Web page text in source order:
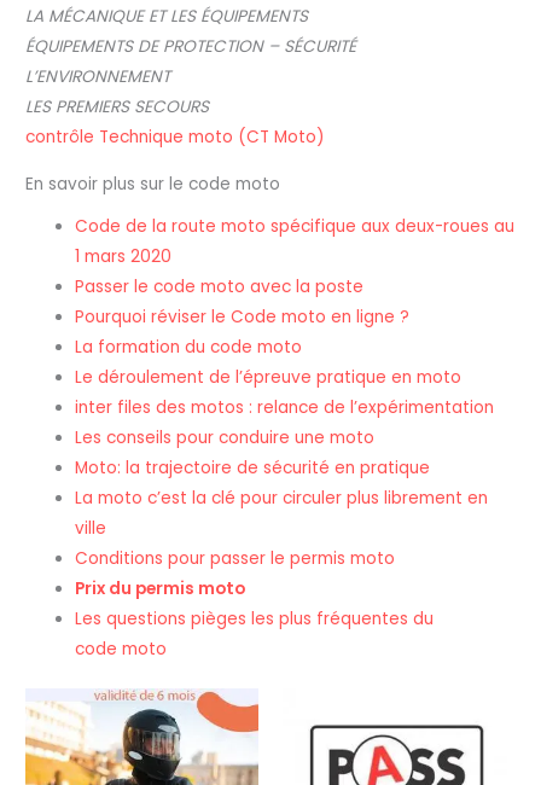
LA MÉCANIQUE ET LES ÉQUIPEMENTS
ÉQUIPEMENTS DE PROTECTION – SÉCURITÉ
L’ENVIRONNEMENT
LES PREMIERS SECOURS
contrôle Technique moto (CT Moto)
En savoir plus sur le code moto
Code de la route moto spécifique aux deux-roues au
1 mars 2020
Passer le code moto avec la poste
Pourquoi réviser le Code moto en ligne ?
La formation du code moto
Le déroulement de l’épreuve pratique en moto
inter files des motos : relance de l’expérimentation
Les conseils pour conduire une moto
Moto: la trajectoire de sécurité en pratique
La moto c’est la clé pour circuler plus librement en
ville
Conditions pour passer le permis moto
Prix du permis moto
Les questions pièges les plus fréquentes du
code moto